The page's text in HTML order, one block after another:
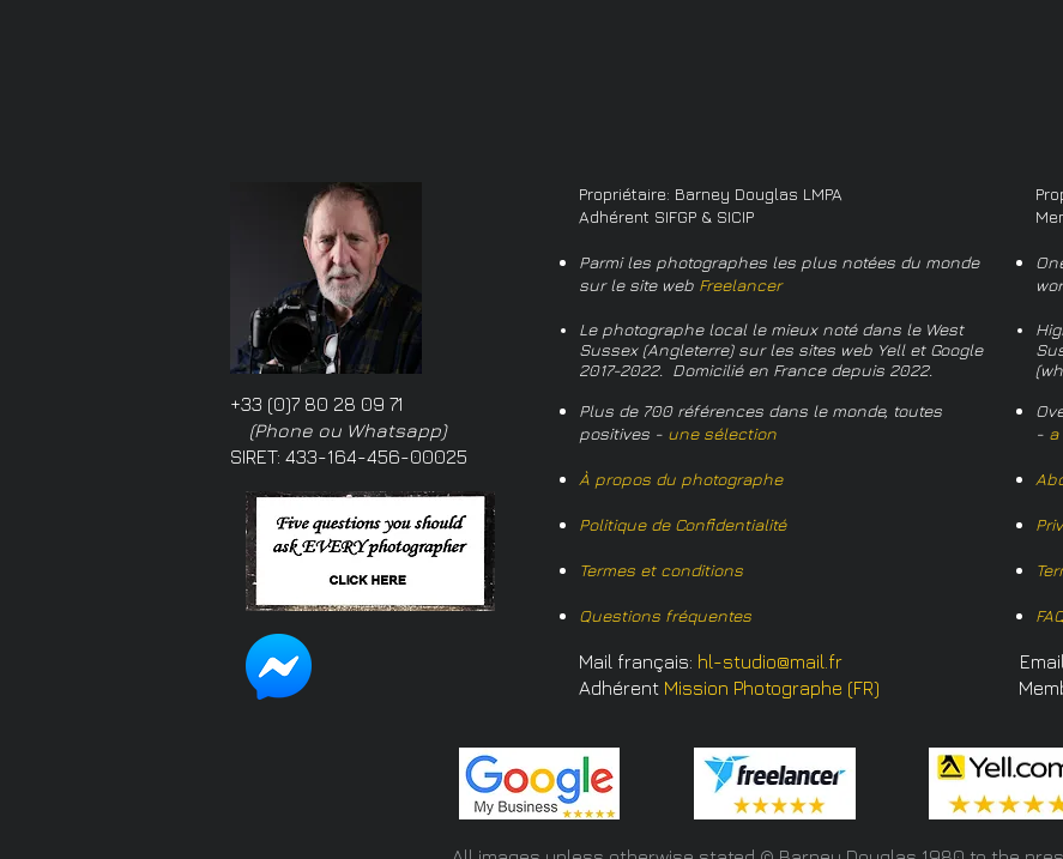
+33 (0)7 80 28 09 71
(Phone ou Whatsapp)
SIRET: 433-164-456-00025
Propriétaire: Barney Douglas LMPA
Adhérent SIFGP & SICIP
Parmi les photographes les plus notées du monde
sur le site web Freelancer
Le photographe local le mieux noté dans le West
Sussex (Angleterre) sur les sites web Yell et Google
2017-2022. Domicilié en France depuis 2022.
Plus de 700 références dans le monde, toutes
positives - une sélection
À propos du photographe
Politique de Confidentialité
Termes et conditions
Questions fréquentes
- a
Mail français: hl-studio@mail.fr
Adhérent Mission Photographe (FR)